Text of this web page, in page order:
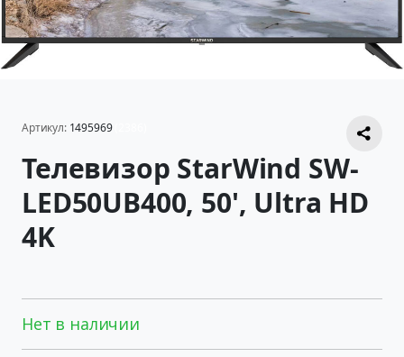
Артикул: 1495969
Телевизор StarWind SW-
LED50UB400, 50', Ultra HD
4K
Нет в наличии